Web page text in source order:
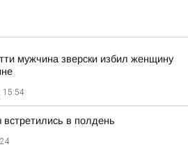
мужчина зверски избил женщину
15:54
в полдень